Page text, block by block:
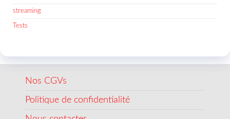
streaming
Tests
Nos CGVs
Politique de confidentialité